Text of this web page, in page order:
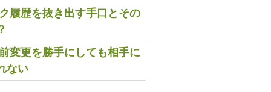
履歴を抜き出す手口とその
変更を勝手にしても相手に
ない